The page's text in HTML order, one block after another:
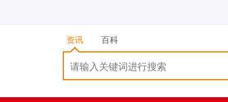
资讯 百科